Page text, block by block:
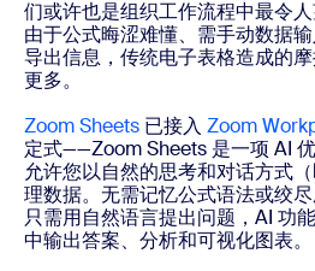
们或许也是组织工作流程中最令人
由于公式晦涩难懂、需手动数据
导出信息，传统电子表格造成的
更多。
Zoom Sheets 已接入 Zoom
定式——Zoom Sheets 是一项 AI
允许您以自然的思考和对话方式
理数据。无需记忆公式语法或绞
只需用自然语言提出问题，AI 功
中输出答案、分析和可视化图表。